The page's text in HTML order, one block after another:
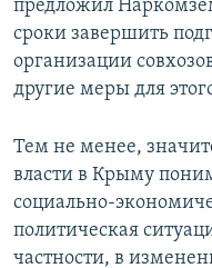
предложил
сроки завершить
организации
другие меры для
Тем не менее,
власти в Крыму
социально-
политическая
частности, в